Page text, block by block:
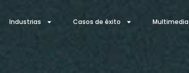
Industrias Casos de éxito Multimedia